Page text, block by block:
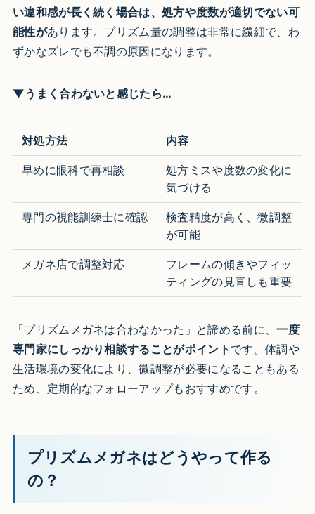
い違和感が長く続く場合は、処方や度数が適切でない可
能性があります。プリズム量の調整は非常に繊細で、わ
ずかなズレでも不調の原因になります。
▼うまく合わないと感じたら…
対処方法 内容
早めに眼科で再相談
処方ミスや度数の変化に
気づける
専門の視能訓練士に確認
検査精度が高く、微調整
が可能
メガネ店で調整対応
フレームの傾きやフィッ
ティングの見直しも重要
「プリズムメガネは合わなかった」と諦める前に、一度
専門家にしっかり相談することがポイント です。体調や
生活環境の変化により、微調整が必要になることもある
ため、定期的なフォローアップもおすすめです。
プリズムメガネはどうやって作る
の？